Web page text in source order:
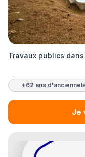
Travaux publics
+62 ans
Je